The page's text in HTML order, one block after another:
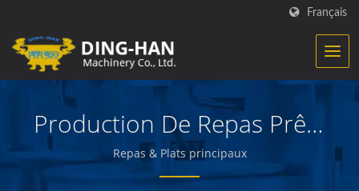
Français
Production De Repas Prêts
À Manger Et Transformés
Repas & Plats principaux